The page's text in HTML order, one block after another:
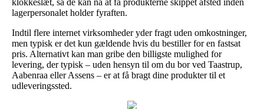
lagerpersonalet holder fyraften.
Indtil flere internet virksomheder yder fragt uden omkostninger,
men typisk er det kun gældende hvis du bestiller for en fastsat
pris. Alternativt kan man gribe den billigste mulighed for
levering, der typisk – uden hensyn til om du bor ved Taastrup,
Aabenraa eller Assens – er at få bragt dine produkter til et
udleveringssted.